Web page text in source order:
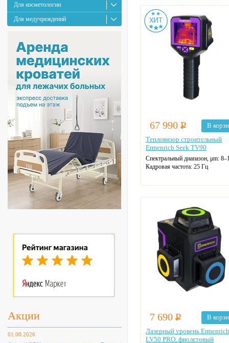
Для косметологии
Для медучреждений
Акции
01.08.2026
67 990 Р
В
Тепловизор строительный
Ermenrich Seek TV90
Спектральный диапазон, μm:
Кадровая частота: 25 Гц
7 690 Р
В
Лазерный уровень Ermenrich
LV50 PRO, фиолетовый